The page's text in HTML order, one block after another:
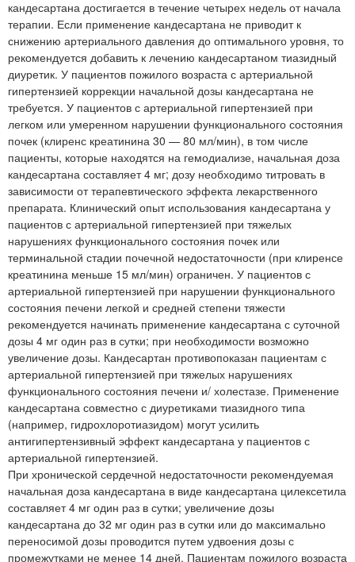
кандесартана достигается в течение четырех недель от начала
терапии. Если применение кандесартана не приводит к
снижению артериального давления до оптимального уровня, то
рекомендуется добавить к лечению кандесартаном тиазидный
диуретик. У пациентов пожилого возраста с артериальной
гипертензией коррекции начальной дозы кандесартана не
требуется. У пациентов с артериальной гипертензией при
легком или умеренном нарушении функционального состояния
почек (клиренс креатинина 30 — 80 мл/мин), в том числе
пациенты, которые находятся на гемодиализе, начальная доза
кандесартана составляет 4 мг; дозу необходимо титровать в
зависимости от терапевтического эффекта лекарственного
препарата. Клинический опыт использования кандесартана у
пациентов с артериальной гипертензией при тяжелых
нарушениях функционального состояния почек или
терминальной стадии почечной недостаточности (при клиренсе
креатинина меньше 15 мл/мин) ограничен. У пациентов с
артериальной гипертензией при нарушении функционального
состояния печени легкой и средней степени тяжести
рекомендуется начинать применение кандесартана с суточной
дозы 4 мг один раз в сутки; при необходимости возможно
увеличение дозы. Кандесартан противопоказан пациентам с
артериальной гипертензией при тяжелых нарушениях
функционального состояния печени и/ холестазе. Применение
кандесартана совместно с диуретиками тиазидного типа
(например, гидрохлоротиазидом) могут усилить
антигипертензивный эффект кандесартана у пациентов с
артериальной гипертензией.
При хронической сердечной недостаточности рекомендуемая
начальная доза кандесартана в виде кандесартана цилексетила
составляет 4 мг один раз в сутки; увеличение дозы
кандесартана до 32 мг один раз в сутки или до максимально
переносимой дозы проводится путем удвоения дозы с
промежутками не менее 14 дней. Пациентам пожилого возраста